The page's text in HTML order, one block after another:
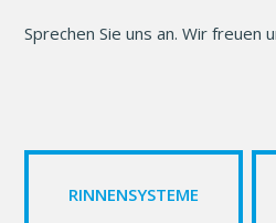
Sprechen Sie uns an. Wir freuen
RINNEN­SYSTEME